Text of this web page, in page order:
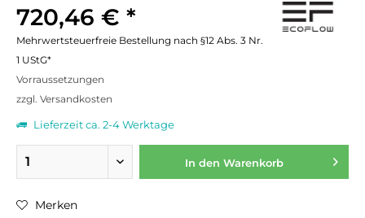
720,46 € *
Mehrwertsteuerfreie Bestellung nach §12 Abs. 3 Nr.
1 UStG*
Vorraussetzungen
zzgl. Versandkosten
Lieferzeit ca. 2-4 Werktage
In den Warenkorb
Merken